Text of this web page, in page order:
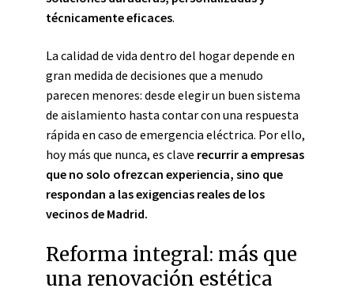
técnicamente eficaces.
La calidad de vida dentro del hogar depende en
gran medida de decisiones que a menudo
parecen menores: desde elegir un buen sistema
de aislamiento hasta contar con una respuesta
rápida en caso de emergencia eléctrica. Por ello,
hoy más que nunca, es clave recurrir a empresas
que no solo ofrezcan experiencia, sino que
respondan a las exigencias reales de los
vecinos de Madrid.
Reforma integral: más que
una renovación estética